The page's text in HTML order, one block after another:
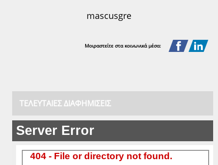
mascusgre
Μοιραστείτε στα κοινωνικά μέσα:
ΤΕΛΕΥΤΑΊΕΣ ΔΙΑΦΗΜΊΣΕΙΣ